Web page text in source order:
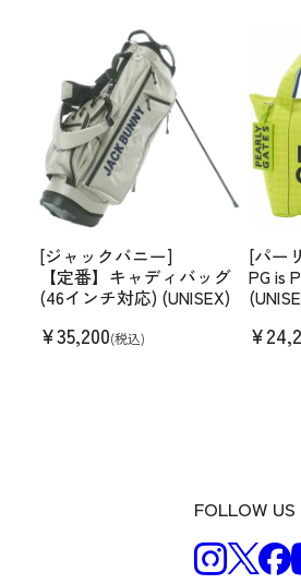
[ジャックバニー]
【定番】キャディバッグ
(46インチ対応) (UNISEX)
¥35,200(税込)
[パー
PG is
¥
FOLLOW US